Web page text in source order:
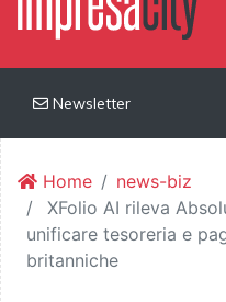
Newsletter
Home
news-biz
XFolio AI rileva
unificare tesoreria e
britanniche